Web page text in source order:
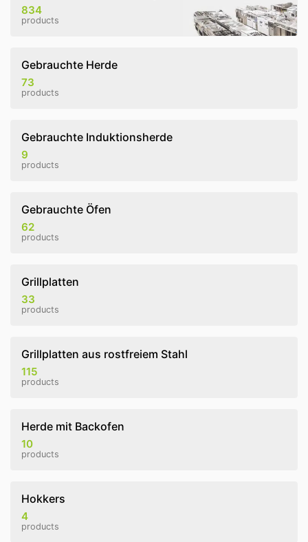
834
products
Gebrauchte Herde
73
products
Gebrauchte Induktionsherde
9
products
Gebrauchte Öfen
62
products
Grillplatten
33
products
Grillplatten aus rostfreiem Stahl
115
products
Herde mit Backofen
10
products
Hokkers
4
products